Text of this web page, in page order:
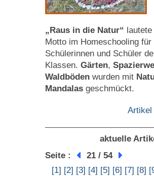
„Raus in die Natur“
Motto im Homeschooling für
Schülerinnen und Schüler
Klassen. Gärten,
Waldböden wurden mit
Mandalas geschmückt.
Artikel
aktuelle
Seite :
21 / 54
[1] [2] [3] [4] [5] [6] [7] [8]